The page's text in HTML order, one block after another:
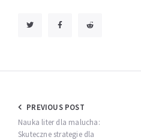
Nawigacja
wpisu
PREVIOUS POST
Nauka liter dla malucha:
Skuteczne strategie dla